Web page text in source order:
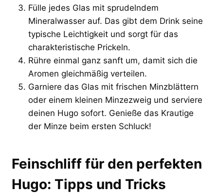
Fülle jedes Glas mit sprudelndem
Mineralwasser auf. Das gibt dem Drink seine
typische Leichtigkeit und sorgt für das
charakteristische Prickeln.
Rühre einmal ganz sanft um, damit sich die
Aromen gleichmäßig verteilen.
Garniere das Glas mit frischen Minzblättern
oder einem kleinen Minzezweig und serviere
deinen Hugo sofort. Genieße das Krautige
der Minze beim ersten Schluck!
Feinschliff für den perfekten
Hugo: Tipps und Tricks